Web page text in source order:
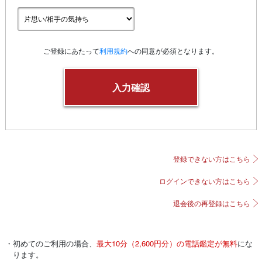
ご登録にあたって利用規約への同意が必須となります。
登録できない方はこちら
ログインできない方はこちら
退会後の再登録はこちら
・初めてのご利用の場合、 最大10分（2,600円分）の電話鑑定が無料にな
ります。